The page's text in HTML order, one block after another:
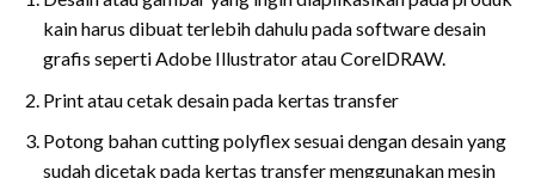
kain harus dibuat terlebih dahulu pada software desain
grafis seperti Adobe Illustrator atau CorelDRAW.
Print atau cetak desain pada kertas transfer
Potong bahan cutting polyflex sesuai dengan desain yang
sudah dicetak pada kertas transfer menggunakan mesin